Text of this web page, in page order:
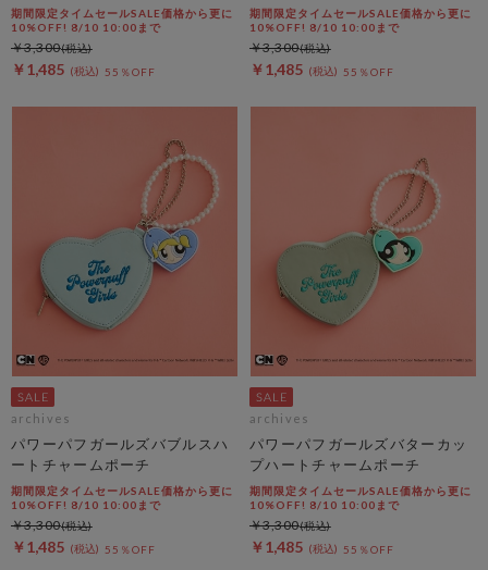
期間限定タイムセールSALE価格から更に
10%OFF! 8/10 10:00まで
￥1,485 55％OFF
￥3,300
期間限定タイムセールSALE価格から更に
10%OFF! 8/10 10:00まで
￥1,485 55％OFF
￥3,300
archives
パワーパフガールズバブルスハ
ートチャームポーチ
期間限定タイムセールSALE価格から更に
10%OFF! 8/10 10:00まで
￥1,485 55％OFF
￥3,300
archives
パワーパフガールズバターカッ
プハートチャームポーチ
期間限定タイムセールSALE価格から更に
10%OFF! 8/10 10:00まで
￥1,485 55％OFF
￥3,300